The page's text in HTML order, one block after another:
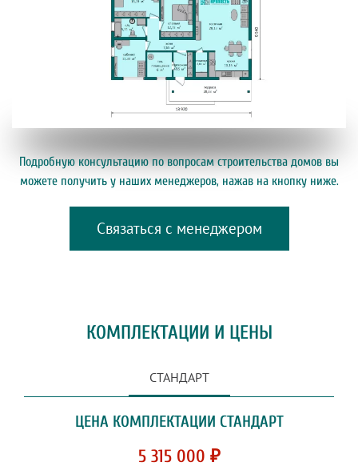
Подробную консультацию по вопросам строительства домов вы
можете получить у наших менеджеров, нажав на кнопку ниже.
Связаться с менеджером
КОМПЛЕКТАЦИИ И ЦЕНЫ
СТАНДАРТ
ЦЕНА КОМПЛЕКТАЦИИ СТАНДАРТ
5 315 000 ₽